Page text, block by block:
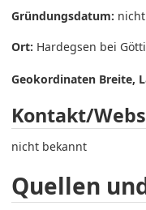
Gründungsdatum:
Ort: Hardegsen bei
Geokordinaten Breite,
Kontakt/
nicht bekannt
Quellen